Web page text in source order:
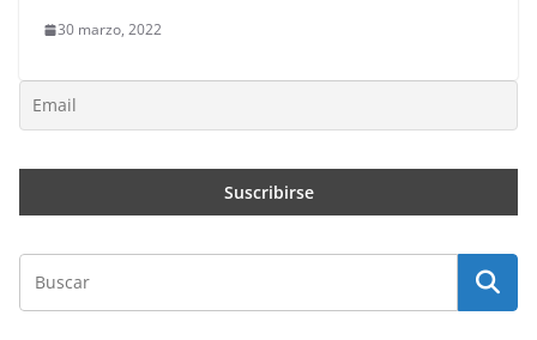
30 marzo, 2022